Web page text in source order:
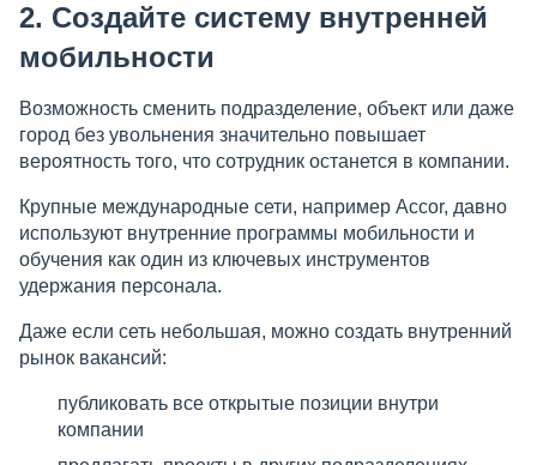
2. Создайте систему внутренней
мобильности
Возможность сменить подразделение, объект или даже
город без увольнения значительно повышает
вероятность того, что сотрудник останется в компании.
Крупные международные сети, например Accor, давно
используют внутренние программы мобильности и
обучения как один из ключевых инструментов
удержания персонала.
Даже если сеть небольшая, можно создать внутренний
рынок вакансий:
публиковать все открытые позиции внутри
компании